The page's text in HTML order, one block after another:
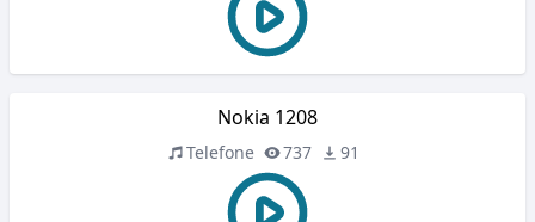
Nokia 1208
Telefone 737 91